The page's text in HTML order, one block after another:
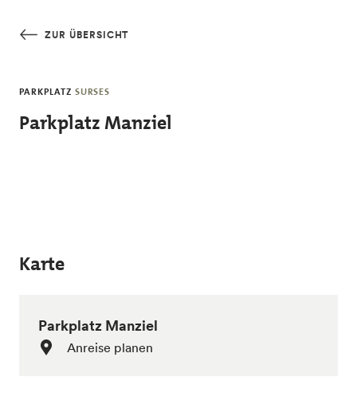
ZUR ÜBERSICHT
PARKPLATZ SURSES
Parkplatz Manziel
Karte
Parkplatz Manziel
Anreise planen